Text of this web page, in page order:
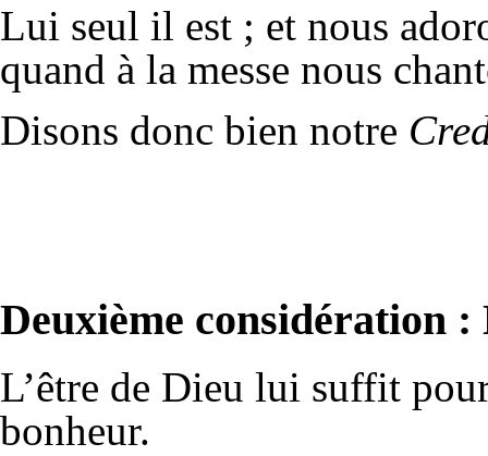
Lui seul il est ; et nous
quand à la messe nous
Disons donc bien notre
Deuxième considération :
L’être de Dieu lui suffit
bonheur.